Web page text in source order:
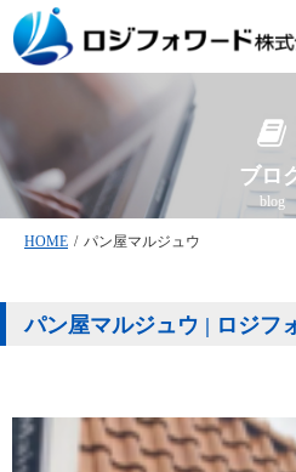
ブロ
blog
HOME / パン屋マルジュウ
パン屋マルジュウ | ロジフ